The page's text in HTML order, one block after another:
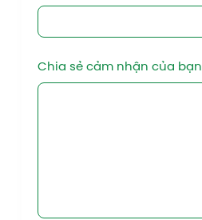
Chia sẻ cảm nhận của bạn